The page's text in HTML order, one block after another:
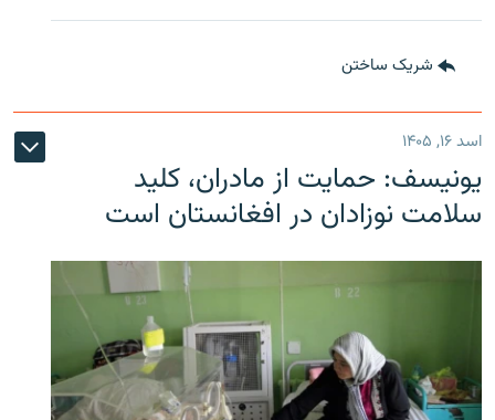
شریک ساختن
اسد ۱۶, ۱۴۰۵
یونیسف: حمایت از مادران، کلید
سلامت نوزادان در افغانستان است